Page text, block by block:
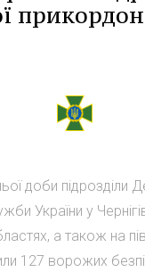
доби підрозділи
України у
а також на
127 ворожих